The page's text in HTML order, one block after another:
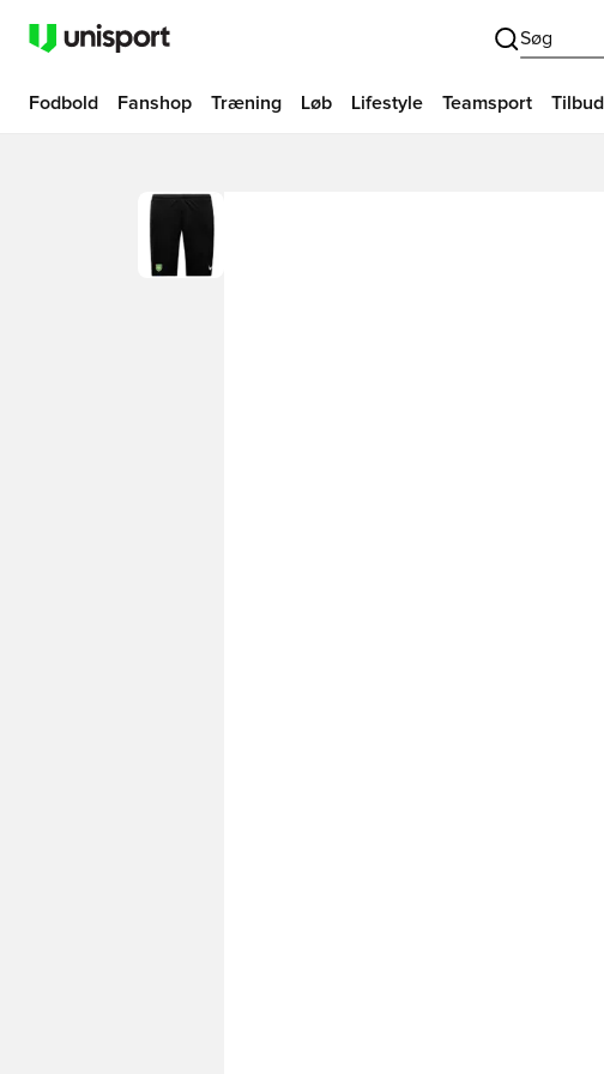
Søg
Fodbold Fanshop Træning Løb Lifestyle Teamsport Tilbud